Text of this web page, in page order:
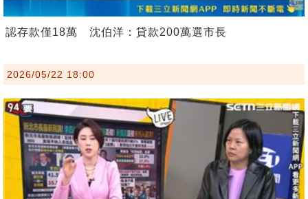
認存款僅18萬 沈伯洋：貸款200萬選市長
2026/05/22 18:00